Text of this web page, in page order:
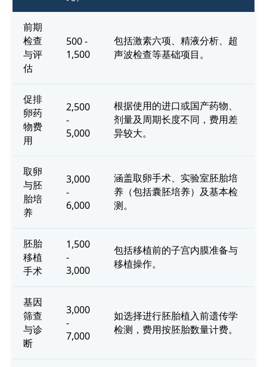
前期
检查
与评
估
500 -
1,500
包括激素六项、精液分析、超
声波检查等基础项目。
促排
卵药
物费
用
2,500
-
5,000
根据使用的进口或国产药物、
剂量及周期长度不同，费用差
异较大。
取卵
与胚
胎培
养
3,000
-
6,000
涵盖取卵手术、实验室胚胎培
养（包括囊胚培养）及基本检
测。
胚胎
移植
手术
1,500
-
3,000
包括移植前的子宫内膜准备与
移植操作。
基因
筛查
与诊
断
3,000
-
7,000
如选择进行胚胎植入前遗传学
检测，费用按胚胎数量计费。